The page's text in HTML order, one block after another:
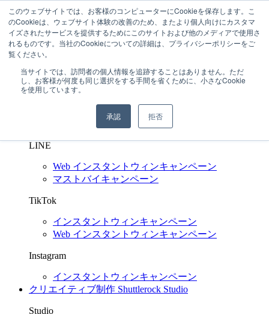
このウェブサイトでは、お客様のコンピューターにCookieを保存します。こ
のCookieは、ウェブサイト体験の改善のため、またより個人向けにカスタマ
イズされたサービスを提供するためにこのサイトおよび他のメディアで使用さ
れるものです。当社のCookieについての詳細は、プライバシーポリシーをご
覧ください。
当サイトでは、訪問者の個人情報を追跡することはありません。ただ
し、お客様が何度も同じ選択をする手間を省くために、小さなCookie
を使用しています。
承認 拒否
03-6272-6480 問い合わせする
SNS キャンペーン支援 Shuttlerock BBF
インスタントウィンキャンペーン
マイレージキャンペーン
マストバイキャンペーン
LINE
Web インスタントウィンキャンペーン
マストバイキャンペーン
TikTok
インスタントウィンキャンペーン
Web インスタントウィンキャンペーン
Instagram
インスタントウィンキャンペーン
クリエイティブ制作 Shuttlerock Studio
Studio